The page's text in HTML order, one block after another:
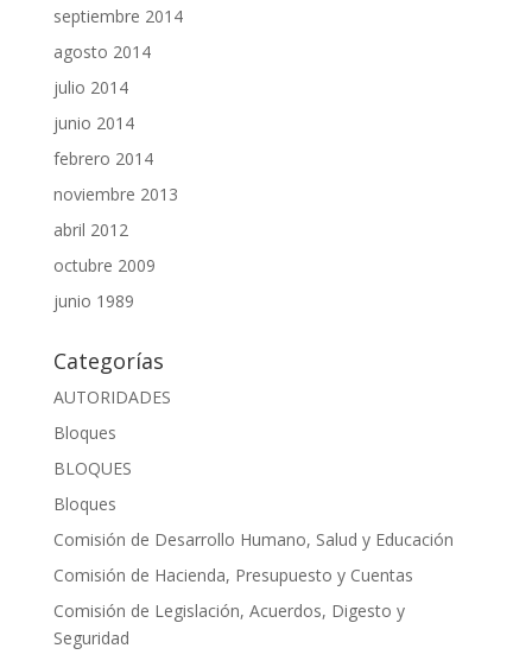
septiembre 2014
agosto 2014
julio 2014
junio 2014
febrero 2014
noviembre 2013
abril 2012
octubre 2009
junio 1989
Categorías
AUTORIDADES
Bloques
BLOQUES
Bloques
Comisión de Desarrollo Humano, Salud y Educación
Comisión de Hacienda, Presupuesto y Cuentas
Comisión de Legislación, Acuerdos, Digesto y
Seguridad